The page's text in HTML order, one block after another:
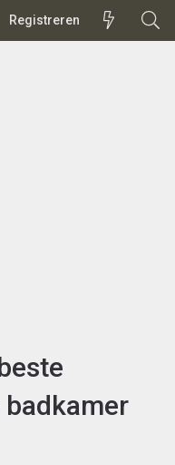
Registreren